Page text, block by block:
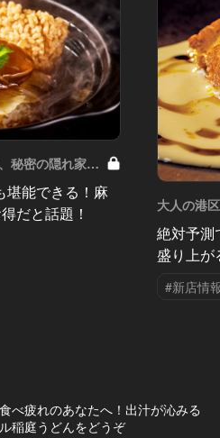
秘密の隠れ家
堪能できる！麻
だと話題！
大人の港
Vol.6
絶対予測
盛り上
#新店情
べ疲れのあなたへ！出汁が沁みる
稲庭うどんをどうぞ